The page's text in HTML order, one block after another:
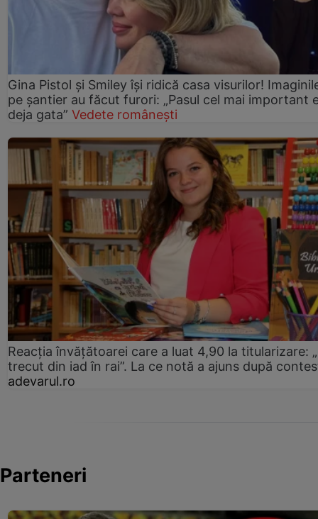
Gina Pistol și Smiley își ridică casa visurilor!
pe șantier au făcut furori: „Pasul cel mai important
deja gata” Vedete românești
Reacția învățătoarei care a luat 4,90 la titularizare:
trecut din iad în rai”. La ce notă a ajuns după
adevarul.ro
Parteneri